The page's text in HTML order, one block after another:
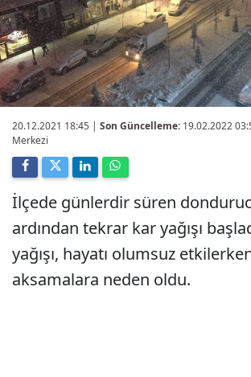
20.12.2021 18:45 | Son Güncelleme: 19.02.2022
Merkezi
İlçede günlerdir süren
ardından tekrar kar yağışı
yağışı, hayatı olumsuz
aksamalara neden oldu.